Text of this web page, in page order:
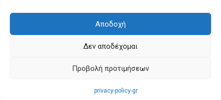
Αποδοχή
Δεν αποδέχομαι
Προβολή προτιμήσεων
privacy-policy-gr
ΠΟΛΙΤΙΚΗ
Υπόγειες διεργασίες στο
ΛΑΡΙΣΑ
Επεκτείνεται η εναέρια
στα Φάρσαλα